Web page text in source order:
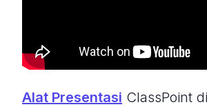
Alat Presentasi ClassPoint